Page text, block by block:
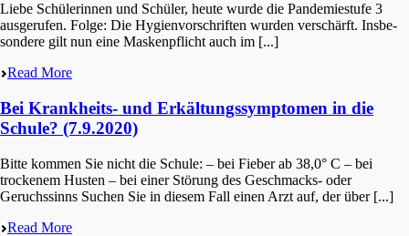
Liebe Schüle­rin­nen und Schüler, heute wurde die Pande­mie­stu­fe 3
ausge­ru­fen. Folge: Die Hygien­vor­schrif­ten wurden verschärft. Insbe­
son­de­re gilt nun eine Masken­pflicht auch im [...]
Read More
Bei Krankheits- und Erkältungssymptomen in die
Schule? (7.9.2020)
Bitte kommen Sie nicht die Schule: – bei Fieber ab 38,0° C – bei
trocke­nem Husten – bei einer Störung des Geschmacks- oder
Geruchssinns Suchen Sie in diesem Fall einen Arzt auf, der über [...]
Read More